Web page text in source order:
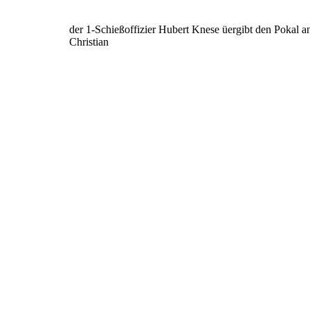
der 1-Schießoffizier Hubert Knese üergibt den Pokal
Christian